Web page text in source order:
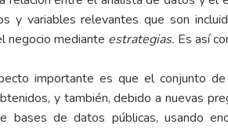
y variables relevantes que son
negocio mediante estrategias. Es así
importante es que el conjunto
y también, debido a nuevas
bases de datos públicas, usando